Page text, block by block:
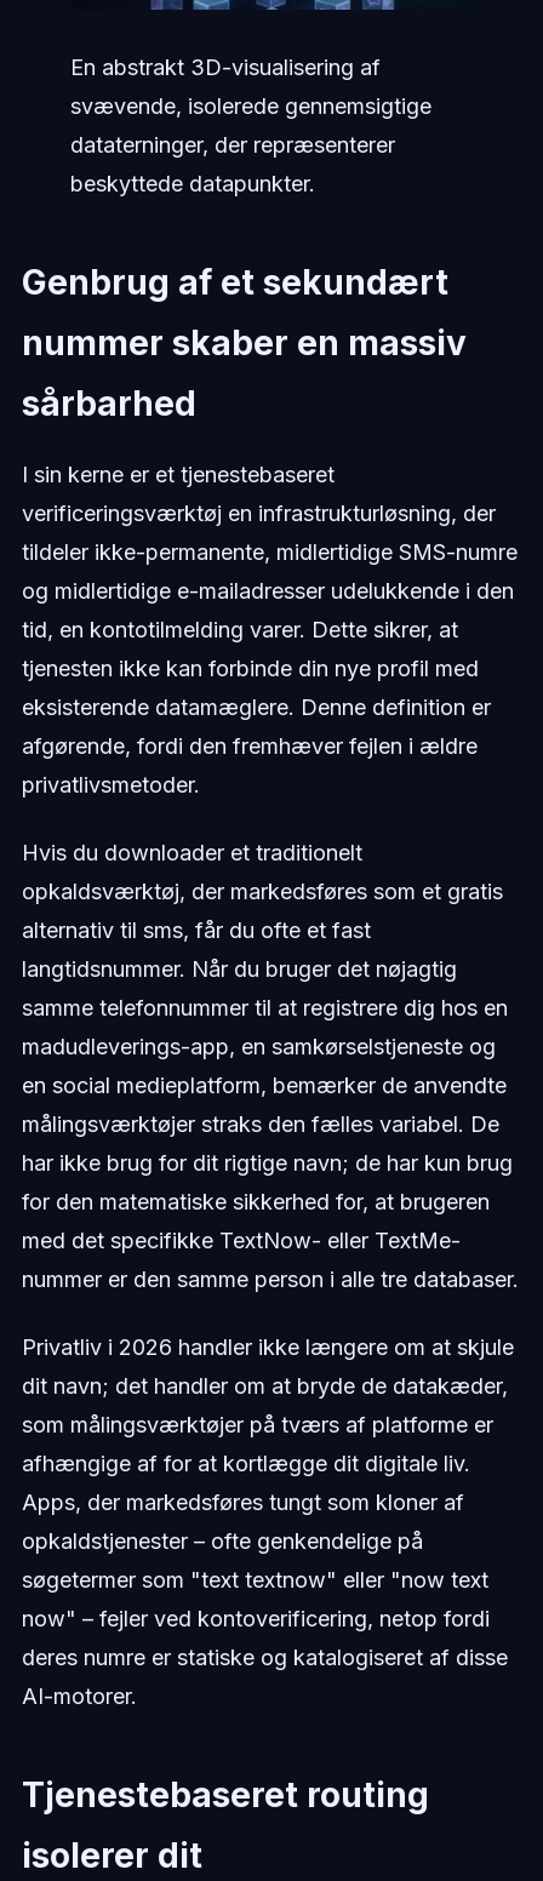
En abstrakt 3D-visualisering af
svævende, isolerede gennemsigtige
dataterninger, der repræsenterer
beskyttede datapunkter.
Genbrug af et sekundært
nummer skaber en massiv
sårbarhed
I sin kerne er et tjenestebaseret
verificeringsværktøj en infrastrukturløsning, der
tildeler ikke-permanente, midlertidige SMS-numre
og midlertidige e-mailadresser udelukkende i den
tid, en kontotilmelding varer. Dette sikrer, at
tjenesten ikke kan forbinde din nye profil med
eksisterende datamæglere. Denne definition er
afgørende, fordi den fremhæver fejlen i ældre
privatlivsmetoder.
Hvis du downloader et traditionelt
opkaldsværktøj, der markedsføres som et gratis
alternativ til sms, får du ofte et fast
langtidsnummer. Når du bruger det nøjagtig
samme telefonnummer til at registrere dig hos en
madudleverings-app, en samkørselstjeneste og
en social medieplatform, bemærker de anvendte
målingsværktøjer straks den fælles variabel. De
har ikke brug for dit rigtige navn; de har kun brug
for den matematiske sikkerhed for, at brugeren
med det specifikke TextNow- eller TextMe-
nummer er den samme person i alle tre databaser.
Privatliv i 2026 handler ikke længere om at skjule
dit navn; det handler om at bryde de datakæder,
som målingsværktøjer på tværs af platforme er
afhængige af for at kortlægge dit digitale liv.
Apps, der markedsføres tungt som kloner af
opkaldstjenester – ofte genkendelige på
søgetermer som "text textnow" eller "now text
now" – fejler ved kontoverificering, netop fordi
deres numre er statiske og katalogiseret af disse
AI-motorer.
Tjenestebaseret routing
isolerer dit